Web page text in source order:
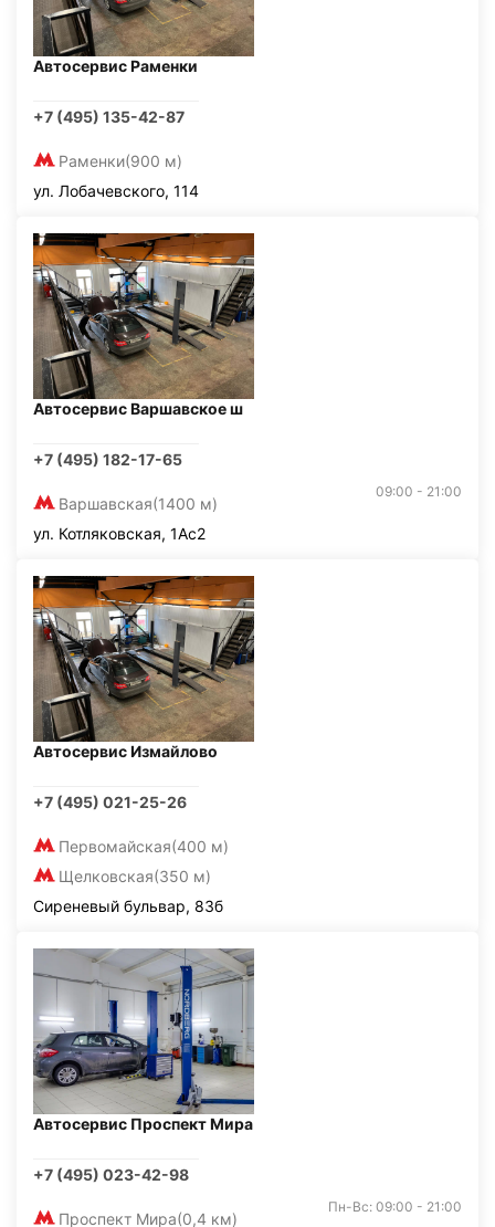
Автосервис Раменки
+7 (495) 135-42-87
Раменки(900 м)
ул. Лобачевского, 114
Автосервис Варшавское ш
+7 (495) 182-17-65
Варшавская(1400 м)
09:00 - 21:00
ул. Котляковская, 1Ас2
Автосервис Измайлово
+7 (495) 021-25-26
Первомайская(400 м)
Щелковская(350 м)
Сиреневый бульвар, 83б
Автосервис Проспект Мира
+7 (495) 023-42-98
Проспект Мира(0,4 км)
Пн-Вс: 09:00 - 21:00